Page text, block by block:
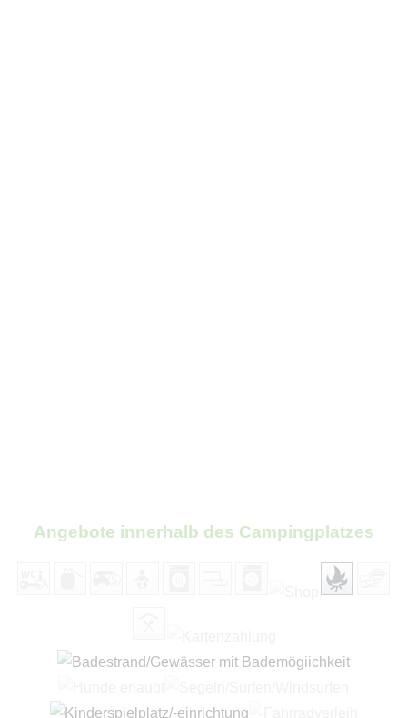
Angebote innerhalb des Campingplatzes